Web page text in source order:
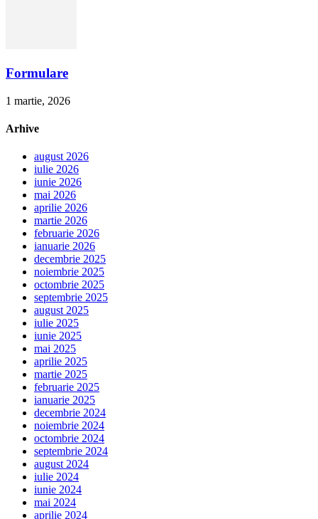
Formulare
1 martie, 2026
Arhive
august 2026
iulie 2026
iunie 2026
mai 2026
aprilie 2026
martie 2026
februarie 2026
ianuarie 2026
decembrie 2025
noiembrie 2025
octombrie 2025
septembrie 2025
august 2025
iulie 2025
iunie 2025
mai 2025
aprilie 2025
martie 2025
februarie 2025
ianuarie 2025
decembrie 2024
noiembrie 2024
octombrie 2024
septembrie 2024
august 2024
iulie 2024
iunie 2024
mai 2024
aprilie 2024